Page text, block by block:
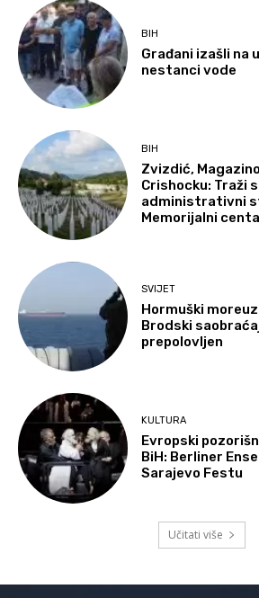
BIH
Građani izašli na
nestanci vode
BIH
Zvizdić,
Crishocku: Traži
administrativni
Memorijalni
SVIJET
Hormuški
Brodski
prepolovljen
KULTURA
Evropski
BiH: Berliner
Sarajevo Festu
Učitati više